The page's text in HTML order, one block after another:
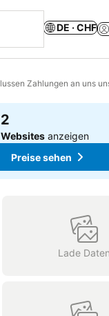
DE · CHF
Zahlungen an uns
anzeigen
Preise sehen
Lade Daten